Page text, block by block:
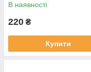
В наявності
220 ₴
Купити